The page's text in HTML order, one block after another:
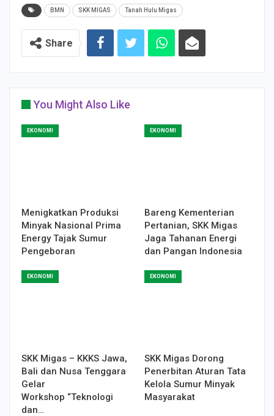
BMN SKK MIGAS Tanah Hulu Migas
Share
You Might Also Like
EKONOMI
Menigkatkan Produksi
Minyak Nasional Prima
Energy Tajak Sumur
Pengeboran
EKONOMI
Bareng Kementerian
Pertanian, SKK Migas
Jaga Tahanan Energi
dan Pangan Indonesia
EKONOMI
SKK Migas – KKKS Jawa,
Bali dan Nusa Tenggara
Gelar
Workshop “Teknologi
dan…
EKONOMI
SKK Migas Dorong
Penerbitan Aturan Tata
Kelola Sumur Minyak
Masyarakat